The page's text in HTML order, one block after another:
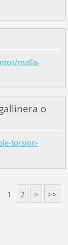
malla-
o
torsion-
1 2 > >>